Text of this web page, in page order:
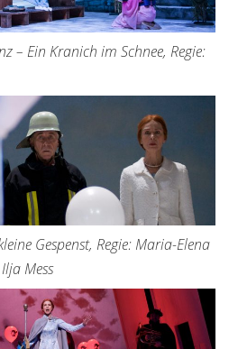
– Ein Kranich im Schnee, Regie:
Gespenst, Regie: Maria-Elena
Mess